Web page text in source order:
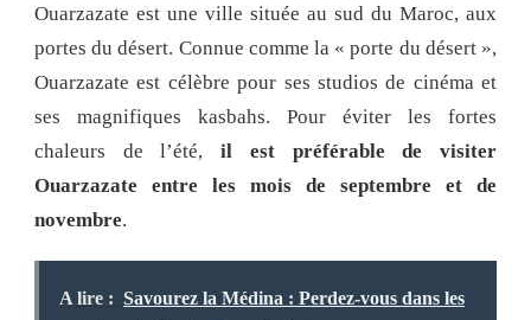
Ouarzazate est une ville située au sud du Maroc, aux
portes du désert. Connue comme la « porte du désert »,
Ouarzazate est célèbre pour ses studios de cinéma et
ses magnifiques kasbahs. Pour éviter les fortes
chaleurs de l’été,il est préférable de visiter
Ouarzazate entre les mois de septembre et de
novembre.
A lire : Savourez la Médina : Perdez-vous dans les